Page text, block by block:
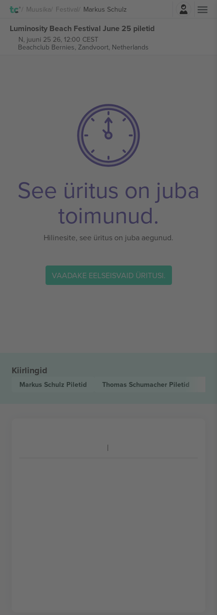
Muusika Festival Markus SchulzLogi sisse
Luminosity Beach Festival June 25 piletid
N, juuni 25 26, 12:00 CEST
Beachclub Bernies, Zandvoort, Netherlands
See üritus on juba
toimunud.
Hilinesite, see üritus on juba aegunud.
VAADAKE EELSEISVAID ÜRITUSI.
Kiirlingid
Markus Schulz Piletid Thomas Schumacher Piletid